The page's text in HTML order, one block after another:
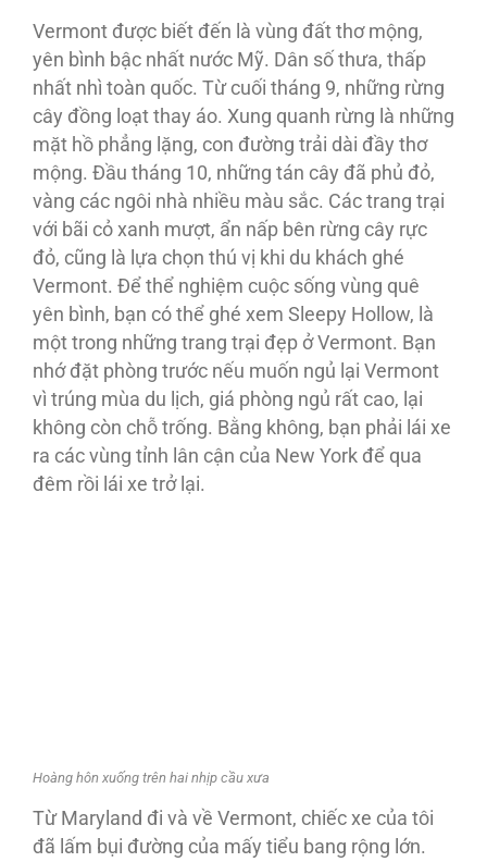
Vermont được biết đến là vùng đất thơ mộng,
yên bình bậc nhất nước Mỹ. Dân số thưa, thấp
nhất nhì toàn quốc. Từ cuối tháng 9, những rừng
cây đồng loạt thay áo. Xung quanh rừng là những
mặt hồ phẳng lặng, con đường trải dài đầy thơ
mộng. Ðầu tháng 10, những tán cây đã phủ đỏ,
vàng các ngôi nhà nhiều màu sắc. Các trang trại
với bãi cỏ xanh mượt, ẩn nấp bên rừng cây rực
đỏ, cũng là lựa chọn thú vị khi du khách ghé
Vermont. Ðể thể nghiệm cuộc sống vùng quê
yên bình, bạn có thể ghé xem Sleepy Hollow, là
một trong những trang trại đẹp ở Vermont. Bạn
nhớ đặt phòng trước nếu muốn ngủ lại Vermont
vì trúng mùa du lịch, giá phòng ngủ rất cao, lại
không còn chỗ trống. Bằng không, bạn phải lái xe
ra các vùng tỉnh lân cận của New York để qua
đêm rồi lái xe trở lại.
Hoàng hôn xuống trên hai nhịp cầu xưa
Từ Maryland đi và về Vermont, chiếc xe của tôi
đã lấm bụi đường của mấy tiểu bang rộng lớn.